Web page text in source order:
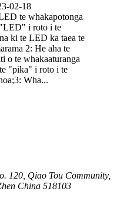
02-18
te whakapotonga
i roto i te
ki te LED ka taea te
2: He aha te
o te whakaaturanga
"pika" i roto i te
Wha...
120, Qiao Tou Community,
China 518103